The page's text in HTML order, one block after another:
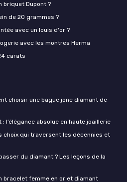
briquet Dupont ?
de 20 grammes ?
avec un louis d'or ?
avec les montres Herma
carats
choisir une bague jonc diamant de
l’élégance absolue en haute joaillerie
choix qui traversent les décennies et
du diamant ? Les leçons de la
bracelet femme en or et diamant